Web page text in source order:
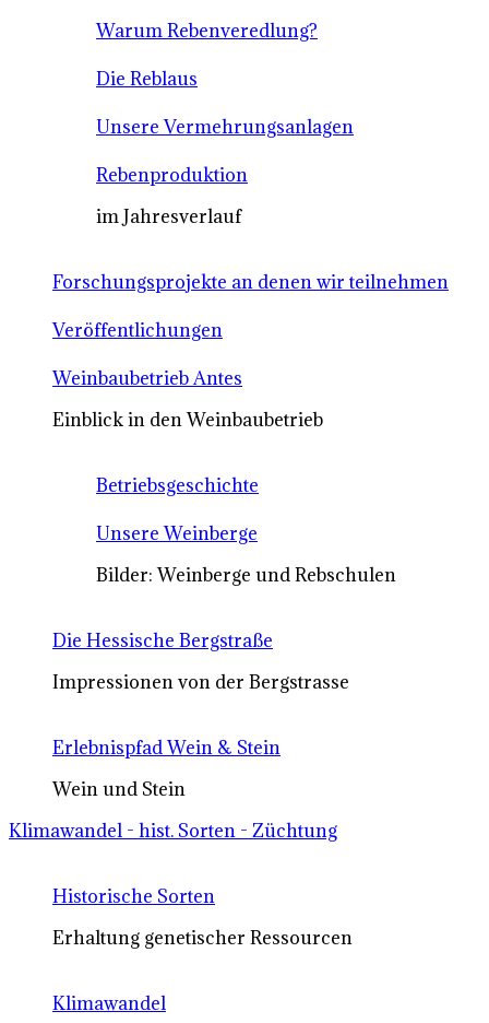
Warum Rebenveredlung?
Die Reblaus
Unsere Vermehrungsanlagen
Rebenproduktion
im Jahresverlauf
Forschungsprojekte an denen wir teilnehmen
Veröffentlichungen
Weinbaubetrieb Antes
Einblick in den Weinbaubetrieb
Betriebsgeschichte
Unsere Weinberge
Bilder: Weinberge und Rebschulen
Die Hessische Bergstraße
Impressionen von der Bergstrasse
Erlebnispfad Wein & Stein
Wein und Stein
Klimawandel - hist. Sorten - Züchtung
Historische Sorten
Erhaltung genetischer Ressourcen
Klimawandel